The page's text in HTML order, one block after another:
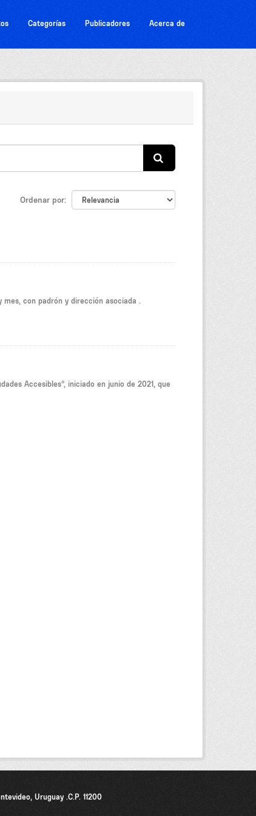
Categorías Publicadores Acerca de
Ordenar por
con padrón y dirección asociada .
Accesibles”, iniciado en junio de 2021, que
Uruguay .C.P. 11200